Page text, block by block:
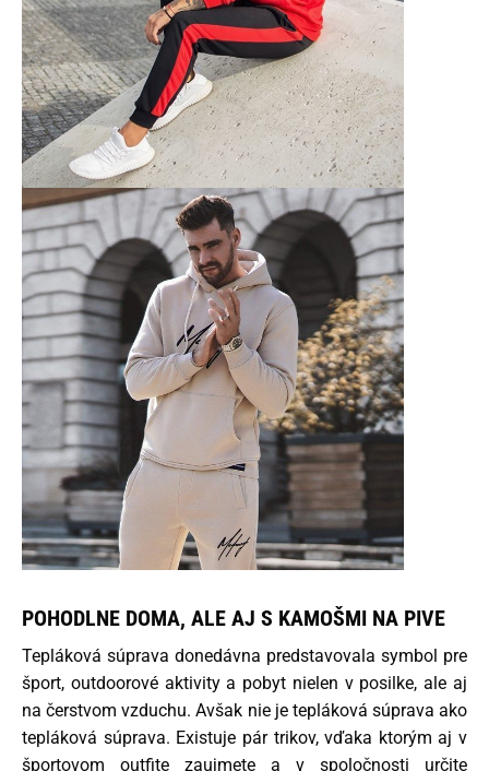
POHODLNE DOMA, ALE AJ S KAMOŠMI NA PIVE
Tepláková súprava donedávna predstavovala symbol pre
šport, outdoorové aktivity a pobyt nielen v posilke, ale aj
na čerstvom vzduchu. Avšak nie je tepláková súprava ako
tepláková súprava. Existuje pár trikov, vďaka ktorým aj v
športovom outfite zaujmete a v spoločnosti určite